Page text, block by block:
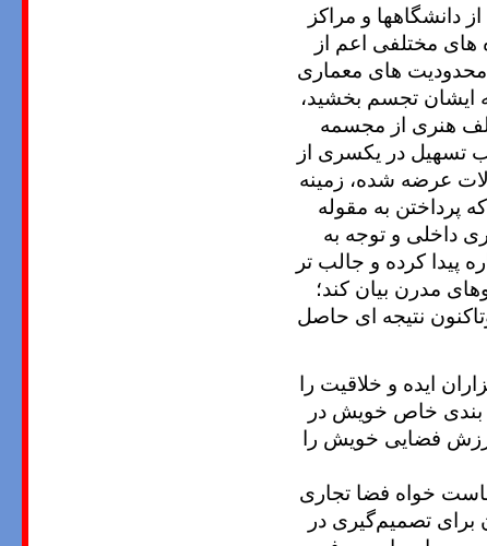
دانشگاهها و مراکز
مختلفی اعم از
های معماری
ایشان تجسم بخشید،
هنری از مجسمه
تسهیل در یکسری از
عرضه شده، زمینه
پرداختن به مقوله
داخلی و توجه به
پیدا کرده و جالب تر
مدرن بیان کند؛
نتیجه ای حاصل
ایده و خلاقیت را
بندی خاص خویش در
ارزش فضایی خویش را
خواه فضا تجاری
برای تصمیم‌گیری در